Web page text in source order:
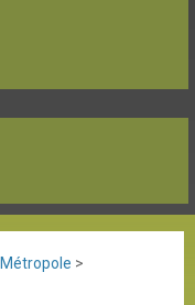
Métropole >